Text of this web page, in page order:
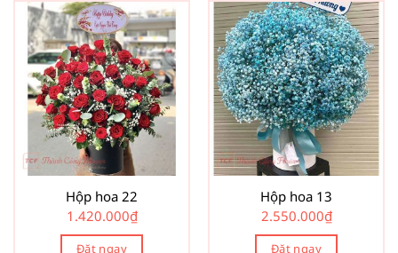
Hộp hoa 22
1.420.000₫
Đặt ngay
Hộp hoa 13
2.550.000₫
Đặt ngay